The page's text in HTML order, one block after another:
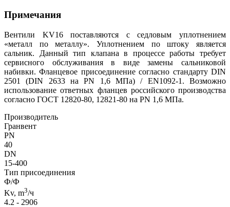
Примечания
Вентили KV16 поставляются с седловым уплотнением
«металл по металлу». Уплотнением по штоку является
сальник. Данный тип клапана в процессе работы требует
сервисного обслуживания в виде замены сальниковой
набивки. Фланцевое присоединение согласно стандарту DIN
2501 (DIN 2633 на PN 1,6 МПа) / EN1092-1. Возможно
использование ответных фланцев российского производства
согласно ГОСТ 12820-80, 12821-80 на PN 1,6 МПа.
Производитель
Гранвент
PN
40
DN
15-400
Тип присоединения
Ф/Ф
Kv, m3/ч
4.2 - 2906